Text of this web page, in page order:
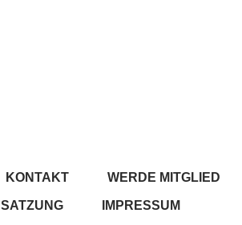
KONTAKT WERDE MITGLIED
SATZUNG IMPRESSUM